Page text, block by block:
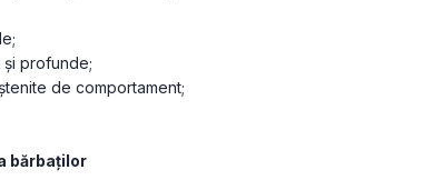
și profunde;
de comportament;
bărbaților